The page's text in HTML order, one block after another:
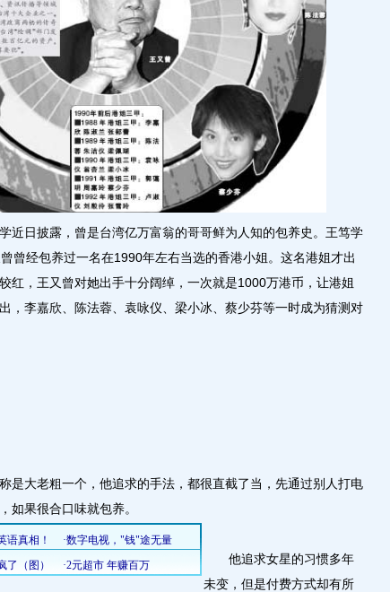
日披露，曾是台湾亿万富翁的哥哥鲜为人知的包养史。王笃学
曾经包养过一名在1990年左右当选的香港小姐。这名港姐才出
红，王又曾对她出手十分阔绰，一次就是1000万港币，让港姐
，李嘉欣、陈法蓉、袁咏仪、梁小冰、蔡少芬等一时成为猜测对
大老粗一个，他追求的手法，都很直截了当，先通过别人打电
如果很合口味就包养。
他追求女星的习惯多年
未变，但是付费方式却有所